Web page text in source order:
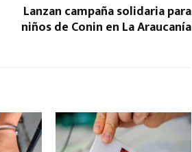
Lanzan campaña solidaria para
niños de Conin en La Araucanía